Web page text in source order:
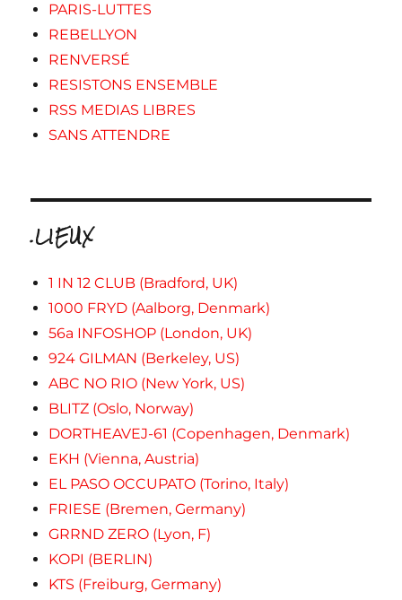
PARIS-LUTTES
REBELLYON
RENVERSÉ
RESISTONS ENSEMBLE
RSS MEDIAS LIBRES
SANS ATTENDRE
.LIEUX
1 IN 12 CLUB (Bradford, UK)
1000 FRYD (Aalborg, Denmark)
56a INFOSHOP (London, UK)
924 GILMAN (Berkeley, US)
ABC NO RIO (New York, US)
BLITZ (Oslo, Norway)
DORTHEAVEJ-61 (Copenhagen, Denmark)
EKH (Vienna, Austria)
EL PASO OCCUPATO (Torino, Italy)
FRIESE (Bremen, Germany)
GRRND ZERO (Lyon, F)
KOPI (BERLIN)
KTS (Freiburg, Germany)